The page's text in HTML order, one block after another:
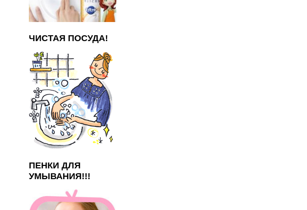
ЧИСТАЯ ПОСУДА!
ПЕНКИ ДЛЯ
УМЫВАНИЯ!!!